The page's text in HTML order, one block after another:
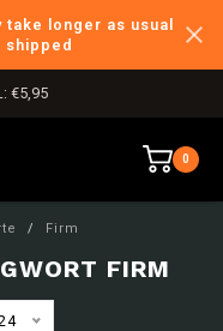
longer as usual
€5,95
0
/ Firm
FIRM